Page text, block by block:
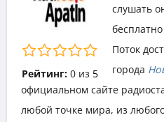
Рейтинг: 0из 5
слушать
Поток
города
официальном сайте
любой точке мира, из